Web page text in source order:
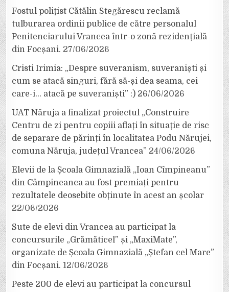
Fostul polițist Cătălin Stegărescu reclamă
tulburarea ordinii publice de către personalul
Penitenciarului Vrancea într-o zonă rezidențială
din Focșani. 27/06/2026
Cristi Irimia: „Despre suveranism, suveraniști și
cum se atacă singuri, fără să-și dea seama, cei
care-i… atacă pe suveraniști” :) 26/06/2026
UAT Năruja a finalizat proiectul „Construire
Centru de zi pentru copiii aflați în situație de risc
de separare de părinți în localitatea Podu Nărujei,
comuna Năruja, județul Vrancea” 24/06/2026
Elevii de la Școala Gimnazială „Ioan Cîmpineanu”
din Câmpineanca au fost premiați pentru
rezultatele deosebite obținute în acest an școlar
22/06/2026
Sute de elevi din Vrancea au participat la
concursurile „Grămăticel” și „MaxiMate”,
organizate de Școala Gimnazială „Ștefan cel Mare”
din Focșani. 12/06/2026
Peste 200 de elevi au participat la concursul